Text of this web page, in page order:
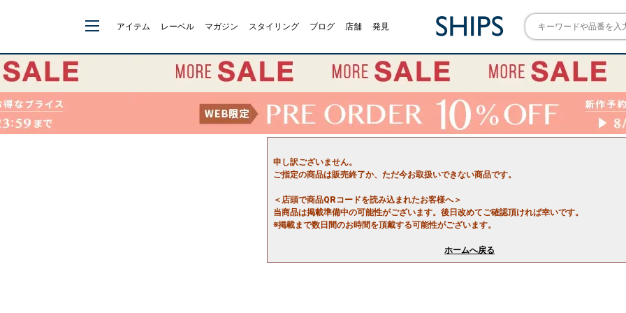
アイテム レーベル マガジン スタイリング ブログ 店舗 発見
申し訳ございません。
ご指定の商品は販売終了か、ただ今お取扱いできない商品です。
＜店頭で商品QRコードを読み込まれたお客様へ＞
当商品は掲載準備中の可能性がございます。後日改めてご確認頂ければ幸いです。
※掲載まで数日間のお時間を頂戴する可能性がございます。
ホームへ戻る